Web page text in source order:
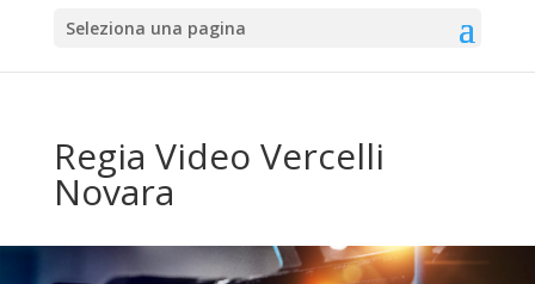
Seleziona una pagina
Regia Video Vercelli
Novara